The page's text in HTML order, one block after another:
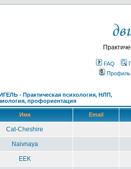
FAQ
Профиль
- Практическая психология, НЛП,
профориентация
Имя Email
Cat-Cheshire
Naivnaya
EEK